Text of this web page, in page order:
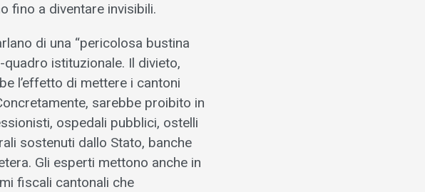
fino a diventare invisibili.
di una “pericolosa bustina
istituzionale. Il divieto,
l’effetto di mettere i cantoni
sarebbe proibito in
ospedali pubblici, ostelli
sostenuti dallo Stato, banche
Gli esperti mettono anche in
fiscali cantonali che